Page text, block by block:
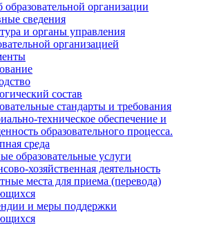
образовательной организации
сведения
и органы управления
организацией
состав
стандарты и требования
техническое обеспечение и
образовательного процесса.
среда
образовательные услуги
хозяйственная деятельность
места для приема (перевода)
и меры поддержки